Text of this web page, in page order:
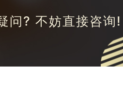
问? 不妨直接咨询!